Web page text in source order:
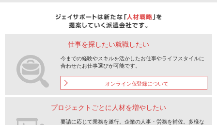
今までの経験やスキルを活かしたお仕事やライフスタイルに
合わせたお仕事選びが可能です。
オンライン仮登録について
要請に応じて業務を遂行。企業の人事・労務を補佐。多様な